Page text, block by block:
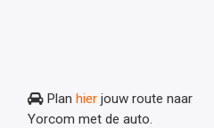
Plan hier jouw route naar
Yorcom met de auto.